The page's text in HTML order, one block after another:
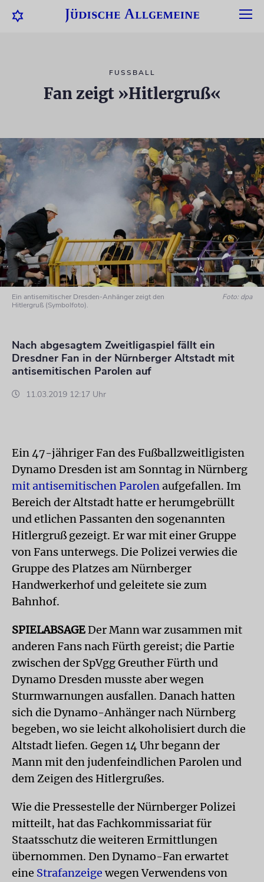
FUSSBALL
Fan zeigt »Hitlergruß«
Ein antisemitischer Dresden-Anhänger zeigt den
Hitlergruß (Symbolfoto).
Foto: dpa
Nach abgesagtem Zweitligaspiel fällt ein
Dresdner Fan in der Nürnberger Altstadt mit
antisemitischen Parolen auf
11.03.2019 12:17 Uhr
Ein 47-jähriger Fan des Fußballzweitligisten
Dynamo Dresden ist am Sonntag in Nürnberg
mit antisemitischen Parolenaufgefallen. Im
Bereich der Altstadt hatte er herumgebrüllt
und etlichen Passanten den sogenannten
Hitlergruß gezeigt. Er war mit einer Gruppe
von Fans unterwegs. Die Polizei verwies die
Gruppe des Platzes am Nürnberger
Handwerkerhof und geleitete sie zum
Bahnhof.
SPIELABSAGEDer Mann war zusammen mit
anderen Fans nach Fürth gereist; die Partie
zwischen der SpVgg Greuther Fürth und
Dynamo Dresden musste aber wegen
Sturmwarnungen ausfallen. Danach hatten
sich die Dynamo-Anhänger nach Nürnberg
begeben, wo sie leicht alkoholisiert durch die
Altstadt liefen. Gegen 14 Uhr begann der
Mann mit den judenfeindlichen Parolen und
dem Zeigen des Hitlergrußes.
Wie die Pressestelle der Nürnberger Polizei
mitteilt, hat das Fachkommissariat für
Staatsschutz die weiteren Ermittlungen
übernommen. Den Dynamo-Fan erwartet
eine Strafanzeigewegen Verwendens von